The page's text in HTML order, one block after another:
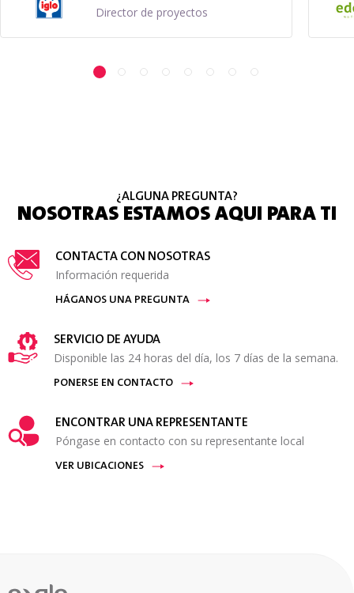
Director de proyectos
¿ALGUNA PREGUNTA?
NOSOTRAS ESTAMOS AQUI PARA TI
CONTACTA CON NOSOTRAS
Información requerida
HÁGANOS UNA PREGUNTA
SERVICIO DE AYUDA
Disponible las 24 horas del día, los 7 días de la semana.
PONERSE EN CONTACTO
ENCONTRAR UNA REPRESENTANTE
Póngase en contacto con su representante local
VER UBICACIONES